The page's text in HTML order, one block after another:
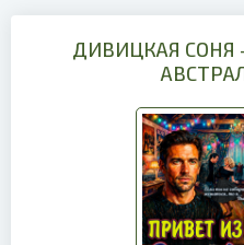
ДИВИЦКАЯ СОНЯ